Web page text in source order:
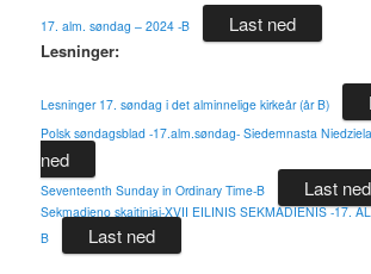
17. alm. søndag – 2024 -B Last ned
Lesninger:
Lesninger 17. søndag i det alminnelige kirkeår (år B)
Polsk søndagsblad -17.alm.søndag- Siedemnasta
ned
Seventeenth Sunday in Ordinary Time-B Last ned
Sekmadieno skaitiniai-XVII EILINIS SEKMADIENIS -17.
B
Last ned